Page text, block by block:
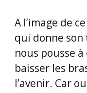
A l’image de
qui donne
nous pousse
baisser les
l’avenir. Car